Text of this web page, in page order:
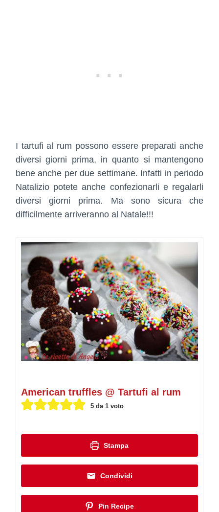
I tartufi al rum possono essere preparati anche
diversi giorni prima, in quanto si mantengono
bene anche per due settimane. Infatti in periodo
Natalizio potete anche confezionarli e regalarli
diversi giorni prima. Ma sono sicura che
difficilmente arriveranno al Natale!!!
American truffles @ Tartufi al rum
5da 1 voto
Stampa
Condividi
Pin Recipe